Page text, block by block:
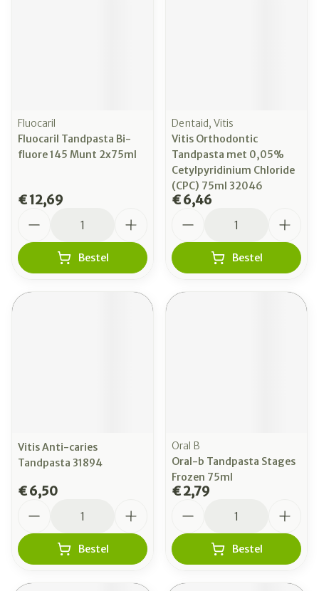
Fluocaril
Fluocaril Tandpasta Bi-
fluore 145 Munt 2x75ml
€ 12,69
Bestel
Dentaid, Vitis
Vitis Orthodontic
Tandpasta met 0,05%
Cetylpyridinium Chloride
(CPC) 75ml 32046
€ 6,46
Bestel
Vitis Anti-caries
Tandpasta 31894
€ 6,50
Bestel
Oral B
Oral-b Tandpasta Stages
Frozen 75ml
€ 2,79
Bestel